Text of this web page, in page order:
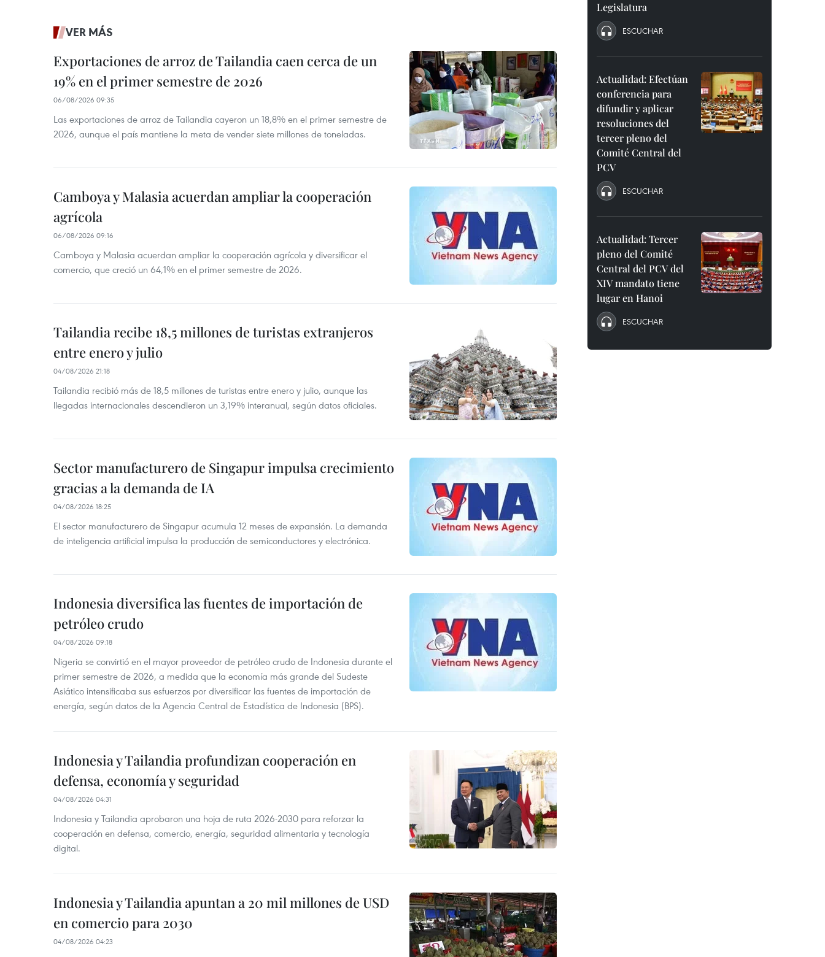
VER MÁS
Exportaciones de arroz de Tailandia caen cerca de un
19% en el primer semestre de 2026
06/08/2026 09:35
Las exportaciones de arroz de Tailandia cayeron un 18,8% en el primer semestre de
2026, aunque el país mantiene la meta de vender siete millones de toneladas.
Camboya y Malasia acuerdan ampliar la cooperación
agrícola
06/08/2026 09:16
Camboya y Malasia acuerdan ampliar la cooperación agrícola y diversificar el
comercio, que creció un 64,1% en el primer semestre de 2026.
Tailandia recibe 18,5 millones de turistas extranjeros
entre enero y julio
04/08/2026 21:18
Tailandia recibió más de 18,5 millones de turistas entre enero y julio, aunque las
llegadas internacionales descendieron un 3,19% interanual, según datos oficiales.
Sector manufacturero de Singapur impulsa crecimiento
gracias a la demanda de IA
04/08/2026 18:25
El sector manufacturero de Singapur acumula 12 meses de expansión. La demanda
de inteligencia artificial impulsa la producción de semiconductores y electrónica.
Indonesia diversifica las fuentes de importación de
petróleo crudo
04/08/2026 09:18
Nigeria se convirtió en el mayor proveedor de petróleo crudo de Indonesia durante el
primer semestre de 2026, a medida que la economía más grande del Sudeste
Asiático intensificaba sus esfuerzos por diversificar las fuentes de importación de
energía, según datos de la Agencia Central de Estadística de Indonesia (BPS).
Indonesia y Tailandia profundizan cooperación en
defensa, economía y seguridad
04/08/2026 04:31
Indonesia y Tailandia aprobaron una hoja de ruta 2026-2030 para reforzar la
cooperación en defensa, comercio, energía, seguridad alimentaria y tecnología
digital.
Indonesia y Tailandia apuntan a 20 mil millones de USD
en comercio para 2030
04/08/2026 04:23
Legislatura
ESCUCHAR
Actualidad: Efectúan
conferencia para
difundir y aplicar
resoluciones del
tercer pleno del
Comité Central del
PCV
ESCUCHAR
Actualidad: Tercer
pleno del Comité
Central del PCV del
XIV mandato tiene
lugar en Hanoi
ESCUCHAR